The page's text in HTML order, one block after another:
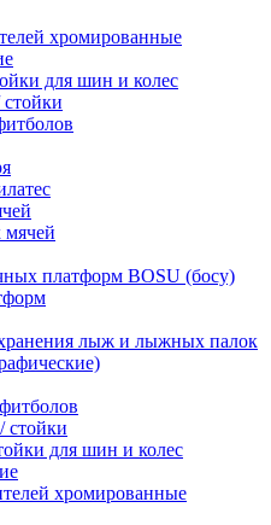
хромированные
для шин и колес
мячей
платформ BOSU (босу)
лыж и лыжных палок
стойки
для шин и колес
хромированные